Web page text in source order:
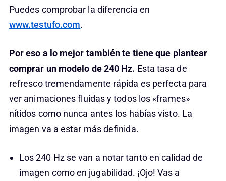
Puedes comprobar la diferencia en
www.testufo.com.
Por eso a lo mejor también te tiene que plantear
comprar un modelo de 240 Hz. Esta tasa de
refresco tremendamente rápida es perfecta para
ver animaciones fluidas y todos los «frames»
nítidos como nunca antes los habías visto. La
imagen va a estar más definida.
Los 240 Hz se van a notar tanto en calidad de
imagen como en jugabilidad. ¡Ojo! Vas a